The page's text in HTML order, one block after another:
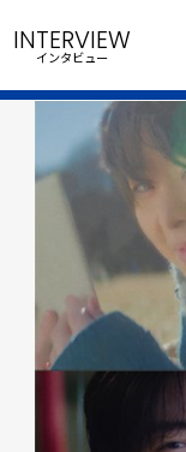
INTERVIEW
インタビュー